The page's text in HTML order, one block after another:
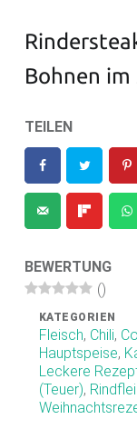
R
E
E
P
T
.
D
E
F
O
O
D
B
Bohnen
TEILEN
BEWERTUNG
()
KATEGORIEN
Fleisch, Chili,
Hauptspeise,
Leckere
(Teuer),